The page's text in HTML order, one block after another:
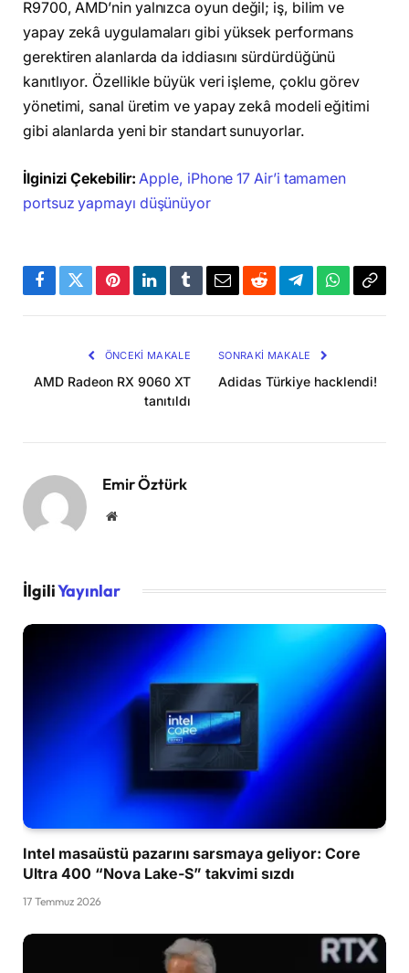
R9700, AMD’nin yalnızca oyun değil; iş, bilim ve
yapay zekâ uygulamaları gibi yüksek performans
gerektiren alanlarda da iddiasını sürdürdüğünü
kanıtlıyor. Özellikle büyük veri işleme, çoklu görev
yönetimi, sanal üretim ve yapay zekâ modeli eğitimi
gibi alanlarda yeni bir standart sunuyorlar.
İlginizi Çekebilir: Apple, iPhone 17 Air’i tamamen
portsuz yapmayı düşünüyor
Facebook
TwitterPinterestLinkedInTumblrEmailRedditTelegramWhatsApp
ÖNCEKI MAKALE
AMD Radeon RX 9060 XT
tanıtıldı
SONRAKI MAKALE
Adidas Türkiye hacklendi!
Emir Öztürk
Website
İlgiliYayınlar
Intel masaüstü pazarını sarsmaya geliyor: Core
Ultra 400 “Nova Lake-S” takvimi sızdı
17 Temmuz 2026